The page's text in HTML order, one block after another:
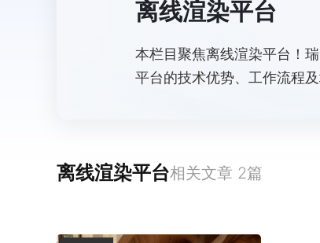
离线渲染平台
本栏目聚焦离线渲染平台！
平台的技术优势、工作流程
离线渲染平台相关文章 2篇